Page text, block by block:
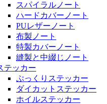
スパイラルノート
ハードカバーノート
PUレザーノート
布製ノート
特製カバーノート
縫製と中綴じノート
テッカー
ぷっくりステッカー
ダイカットステッカー
ホイルステッカー